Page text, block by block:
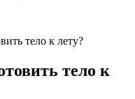
тело к